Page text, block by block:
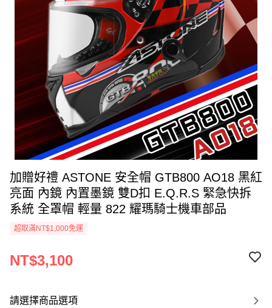
加贈好禮 ASTONE 安全帽 GTB800 AO18 黑紅
亮面 內鏡 內置墨鏡 雙D扣 E.Q.R.S 緊急快拆
系統 全罩帽 輕量 822 耀瑪騎士機車部品
超取滿NT$1,000免運
NT$3,100
請選擇商品選項